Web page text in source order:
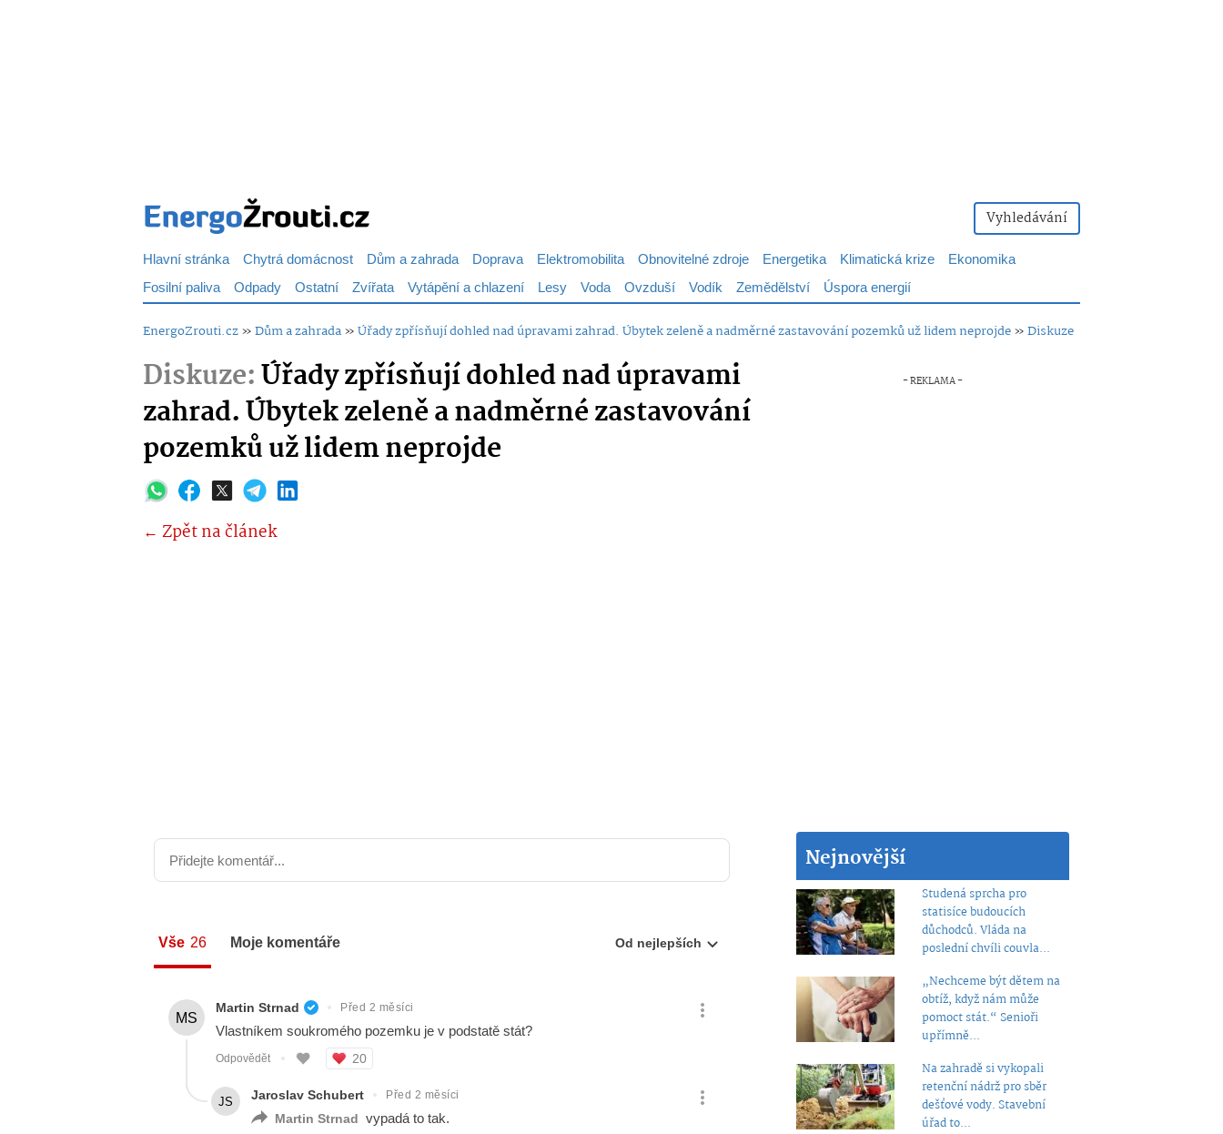
Vyhledávání
Hlavní stránka Chytrá domácnost Dům a zahrada Doprava Elektromobilita Obnovitelné zdroje Energetika Klimatická krize
Ekonomika
Fosilní paliva Odpady Ostatní Zvířata Vytápění a chlazení Lesy Voda Ovzduší Vodík Zemědělství Úspora energií
EnergoZrouti.cz»Dům a zahrada»Úřady zpřísňují dohled nad úpravami zahrad. Úbytek zeleně a nadměrné zastavování pozemků už lidem neprojde»Diskuze
Diskuze:Úřady zpřísňují dohled nad úpravami
zahrad. Úbytek zeleně a nadměrné zastavování
pozemků už lidem neprojde
← Zpět na článek
Nejnovější
Studená sprcha pro
statisíce budoucích
důchodců. Vláda na
poslední chvíli couvla...
„Nechceme být dětem na
obtíž, když nám může
pomoct stát.“ Senioři
upřímně...
Na zahradě si vykopali
retenční nádrž pro sběr
dešťové vody. Stavební
úřad to...